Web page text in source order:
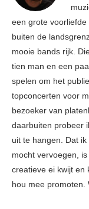
een grote
buiten de
mooie bands rijk.
tien man en een
spelen om het
topconcerten voor
bezoeker van
daarbuiten probeer
uit te hangen. Dat
mocht vervoegen,
creatieve ei kwijt en
hou mee promoten.